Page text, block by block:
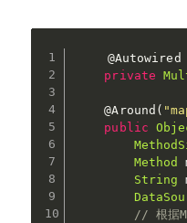
@Autowired
private
@Around (
public
Method
String
// 根据